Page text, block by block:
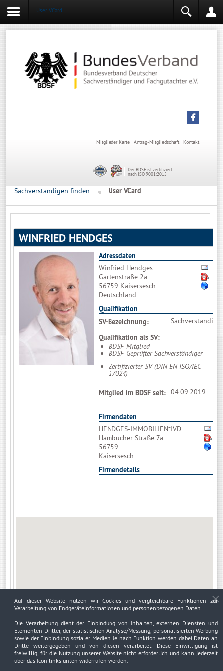
User VCard
Angemeldet bleiben
Kontakt
Antrag-Mitgliedschaft
Mitglieder Karte
Der BDSF ist zertifiziert
nach ISO 9001:2015
Sachverständigen finden User VCard
WINFRIED HENDGES
Adressdaten
Winfried Hendges
Gartenstraße 2a
56759 Kaisersesch
Deutschland
Qualifikation
SV-Bezeichnung:
Qualifikation als SV:
BDSF-Mitglied
BDSF-Geprüfter Sachverständiger
Zertifizierter SV (DIN EN ISO/IEC
17024)
Mitglied im BDSF seit: 04.09.2019
Firmendaten
HENDGES-IMMOBILIEN*IVD
Hambucher Straße 7a
56759
Kaisersesch
Firmendetails
Auf dieser Website nutzen wir Cookies und vergleichbare Funktionen zur
Verarbeitung von Endgeräteinformationen und personenbezogenen Daten.
Die Verarbeitung dient der Einbindung von Inhalten, externen Diensten und
Elementen Dritter, der statistischen Analyse/Messung, personalisierten Werbung
sowie der Einbindung sozialer Medien. Je nach Funktion werden dabei Daten an
Dritte weitergegeben und von diesen verarbeitet. Diese Einwilligung ist
freiwillig, für die Nutzung unserer Website nicht erforderlich und kann jederzeit
über das Icon links unten widerrufen werden.